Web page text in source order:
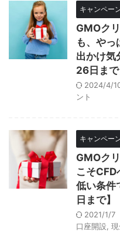
キャンペー
GMOク
も、や
出かけ気
26日まで
2024/4/
ント
キャンペー
GMOク
こそ
低い条件
日まで】
2021/1/7
口座開設